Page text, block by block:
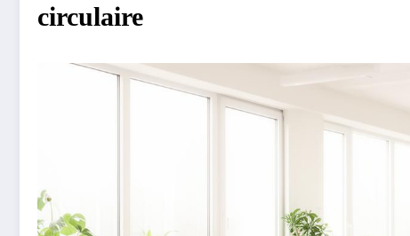
circulaire